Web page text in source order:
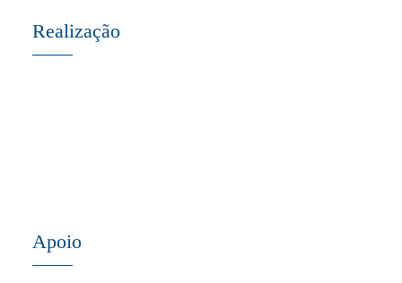
Realização
Apoio